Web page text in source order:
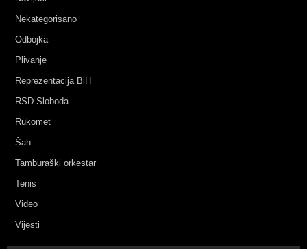
Nekategorisano
Odbojka
Plivanje
Reprezentacija BiH
RSD Sloboda
Rukomet
Šah
Tamburaški orkestar
Tenis
Video
Vijesti